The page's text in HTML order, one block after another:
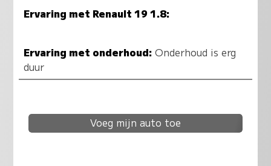
Ervaring met Renault 19 1.8:
Ervaring met onderhoud: Onderhoud is erg
duur
Voeg mijn auto toe